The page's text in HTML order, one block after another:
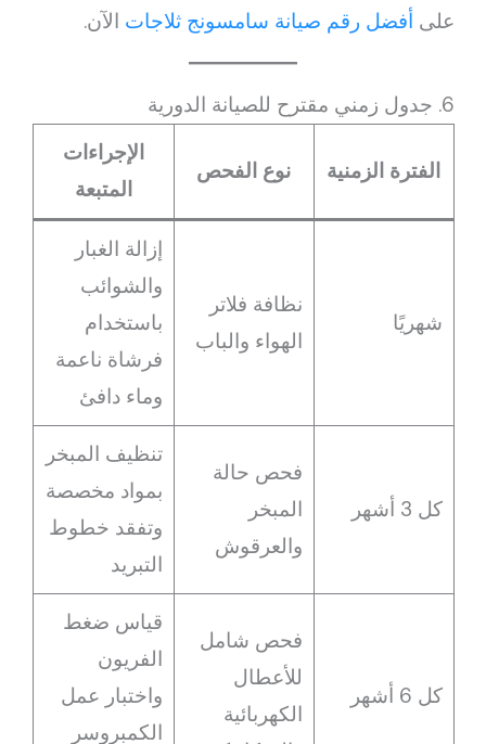
على أفضل رقم صيانة سامسونج ثلاجات الآن.
6. جدول زمني مقترح للصيانة الدورية
الفترة الزمنية نوع الفحص
الإجراءات
المتبعة
شهريًا
نظافة فلاتر
الهواء والباب
إزالة الغبار
والشوائب
باستخدام
فرشاة ناعمة
وماء دافئ
كل 3 أشهر
فحص حالة
المبخر
والعرقوش
تنظيف المبخر
بمواد مخصصة
وتفقد خطوط
التبريد
كل 6 أشهر
فحص شامل
للأعطال
الكهربائية
قياس ضغط
الفريون
واختبار عمل
الكمبروسر